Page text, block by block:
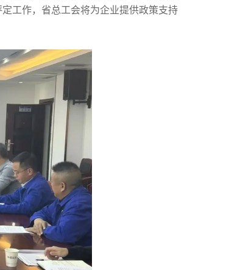
工作，省总工会将为企业提供政策支持